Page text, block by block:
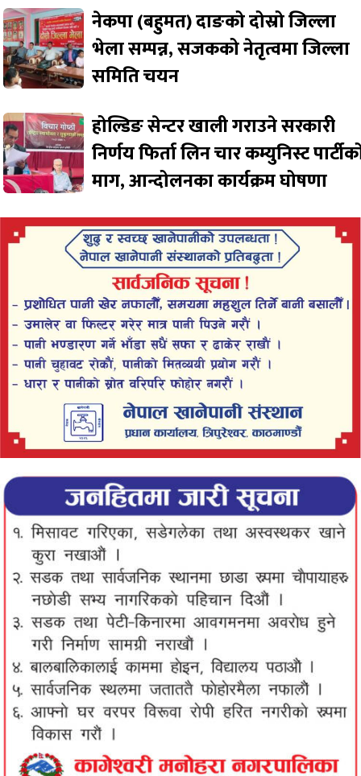
नेकपा (बहुमत) दाङको दोस्रो जिल्ला
भेला सम्पन्न, सजकको नेतृत्वमा जिल्ला
समिति चयन
होल्डिङ सेन्टर खाली गराउने सरकारी
निर्णय फिर्ता लिन चार कम्युनिस्ट
माग, आन्दोलनका कार्यक्रम घोषणा